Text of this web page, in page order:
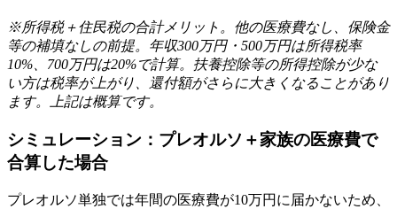
※所得税＋住民税の合計メリット。他の医療費なし、保険金
等の補填なしの前提。年収300万円・500万円は所得税率
10%、700万円は20%で計算。扶養控除等の所得控除が少な
い方は税率が上がり、還付額がさらに大きくなることがあり
ます。上記は概算です。
シミュレーション：プレオルソ＋家族の医療費で
合算した場合
プレオルソ単独では年間の医療費が10万円に届かないため、